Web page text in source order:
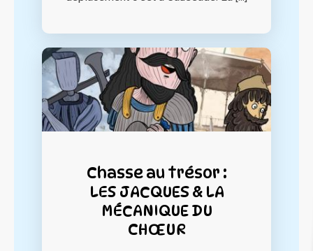
Chasse au trésor :
LES JACQUES & LA
MÉCANIQUE DU
CHŒUR